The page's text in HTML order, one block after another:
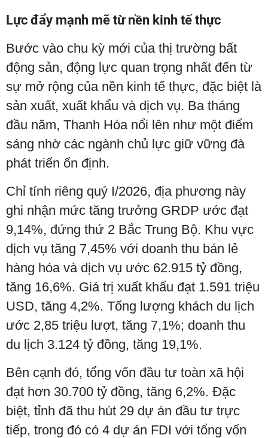
Lực đẩy mạnh mẽ từ nền kinh tế thực
Bước vào chu kỳ mới của thị trường bất
động sản, động lực quan trọng nhất đến từ
sự mở rộng của nền kinh tế thực, đặc biệt là
sản xuất, xuất khẩu và dịch vụ. Ba tháng
đầu năm, Thanh Hóa nổi lên như một điểm
sáng nhờ các ngành chủ lực giữ vững đà
phát triển ổn định.
Chỉ tính riêng quý I/2026, địa phương này
ghi nhận mức tăng trưởng GRDP ước đạt
9,14%, đứng thứ 2 Bắc Trung Bộ. Khu vực
dịch vụ tăng 7,45% với doanh thu bán lẻ
hàng hóa và dịch vụ ước 62.915 tỷ đồng,
tăng 16,6%. Giá trị xuất khẩu đạt 1.591 triệu
USD, tăng 4,2%. Tổng lượng khách du lịch
ước 2,85 triệu lượt, tăng 7,1%; doanh thu
du lịch 3.124 tỷ đồng, tăng 19,1%.
Bên cạnh đó, tổng vốn đầu tư toàn xã hội
đạt hơn 30.700 tỷ đồng, tăng 6,2%. Đặc
biệt, tỉnh đã thu hút 29 dự án đầu tư trực
tiếp, trong đó có 4 dự án FDI với tổng vốn